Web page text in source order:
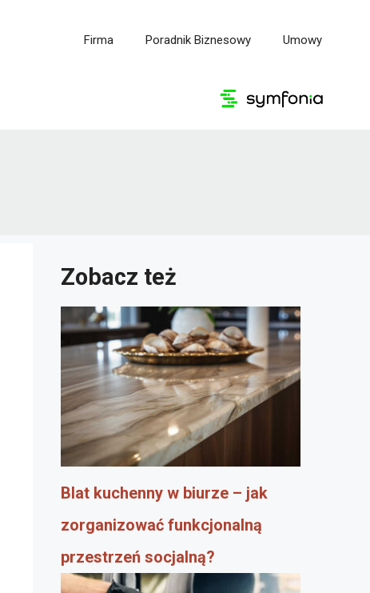
Firma Poradnik Biznesowy Umowy
Zobacz też
Blat kuchenny w biurze – jak
zorganizować funkcjonalną
przestrzeń socjalną?